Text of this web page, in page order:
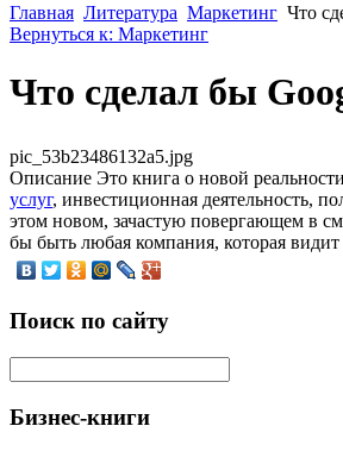
Главная Литература Маркетинг Что
Вернуться к: Маркетинг
Что сделал бы
pic_53b23486132a5.jpg
Описание Это книга о новой
услуг, инвестиционная деятельность,
этом новом, зачастую повергающем в
бы быть любая компания, которая
Поиск по сайту
Бизнес-книги